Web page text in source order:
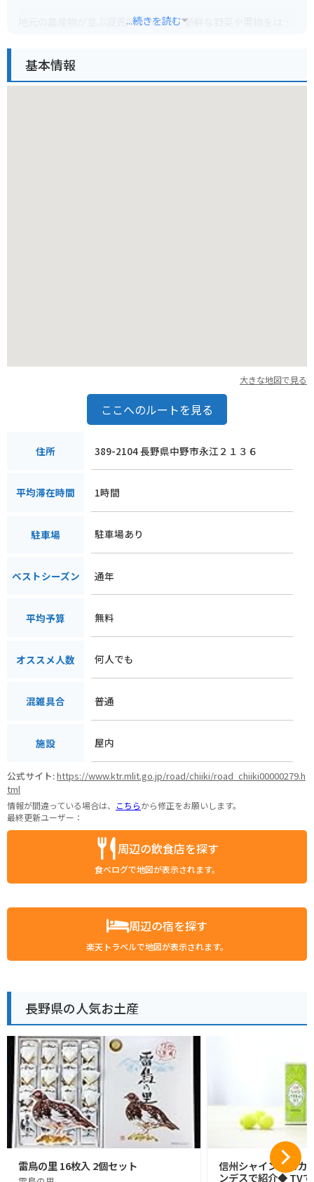
地元の農産物が並ぶ直売所が人気で、新鮮な野菜や果物をはじ
は種類豊富に揃うので、ドライブのお土産にもおすすめです。
...続きを読む
基本情報
大きな地図で見る
ここへのルートを見る
住所 389-2104 長野県中野市永江２１３６
平均滞在時間 1時間
駐車場 駐車場あり
ベストシーズン 通年
平均予算 無料
オススメ人数 何人でも
混雑具合 普通
施設 屋内
公式サイト:https://www.ktr.mlit.go.jp/road/chiiki/road_chiiki00000279.h
tml
情報が間違っている場合は、 こちらから修正をお願いします。
最終更新ユーザー：
周辺の飲食店を探す
食べログで地図が表示されます。
周辺の宿を探す
楽天トラベルで地図が表示されます。
長野県の人気お土産
雷鳥の里 16枚入 2個セット
信州シャインマスカ
ンデスで紹介◆ TV